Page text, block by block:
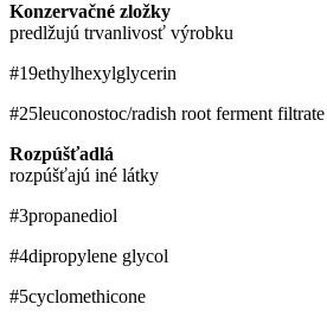
Konzervačné zložky
predlžujú trvanlivosť výrobku
#19ethylhexylglycerin
#25leuconostoc/​radish root ferment filtrate
Rozpúšťadlá
rozpúšťajú iné látky
#3propanediol
#4dipropylene glycol
#5cyclomethicone